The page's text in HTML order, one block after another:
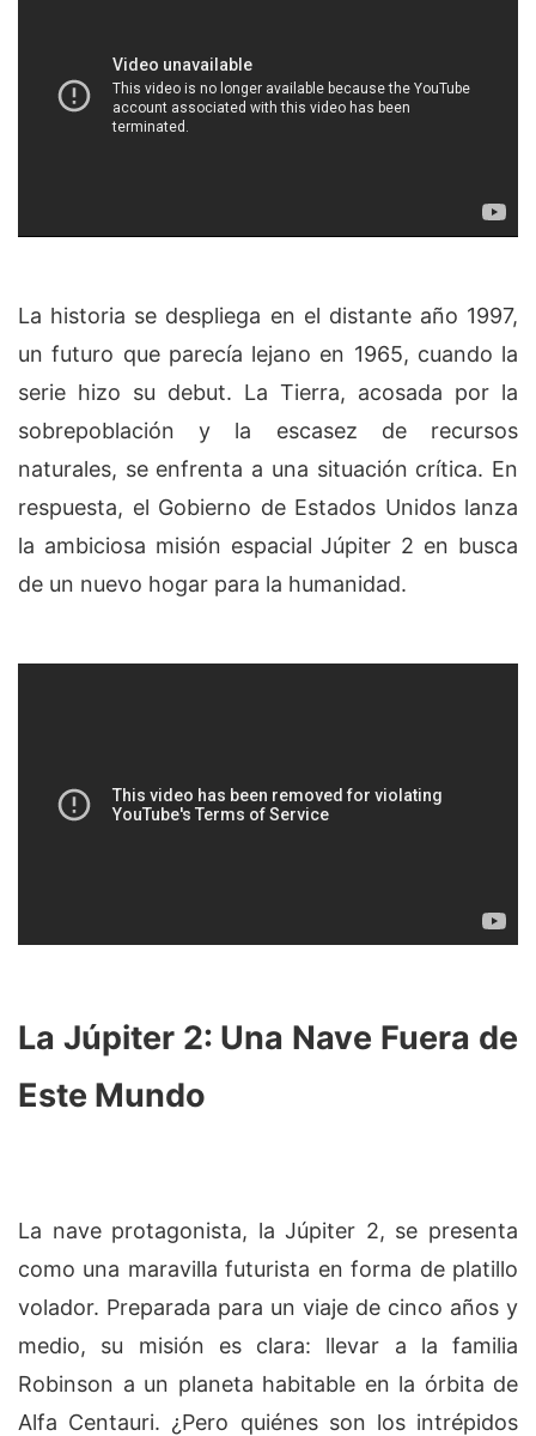
La historia se despliega en el distante año 1997,
un futuro que parecía lejano en 1965, cuando la
serie hizo su debut. La Tierra, acosada por la
sobrepoblación y la escasez de recursos
naturales, se enfrenta a una situación crítica. En
respuesta, el Gobierno de Estados Unidos lanza
la ambiciosa misión espacial Júpiter 2 en busca
de un nuevo hogar para la humanidad.
La Júpiter 2: Una Nave Fuera de
Este Mundo
La nave protagonista, la Júpiter 2, se presenta
como una maravilla futurista en forma de platillo
volador. Preparada para un viaje de cinco años y
medio, su misión es clara: llevar a la familia
Robinson a un planeta habitable en la órbita de
Alfa Centauri. ¿Pero quiénes son los intrépidos